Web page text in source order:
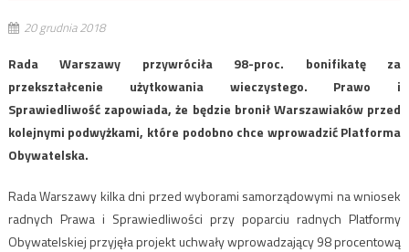
20 grudnia 2018
Rada Warszawy przywróciła 98-proc. bonifikatę za
przekształcenie użytkowania wieczystego. Prawo i
Sprawiedliwość zapowiada, że będzie bronił Warszawiaków przed
kolejnymi podwyżkami, które podobno chce wprowadzić Platforma
Obywatelska.
Rada Warszawy kilka dni przed wyborami samorządowymi na wniosek
radnych Prawa i Sprawiedliwości przy poparciu radnych Platformy
Obywatelskiej przyjęła projekt uchwały wprowadzający 98 procentową